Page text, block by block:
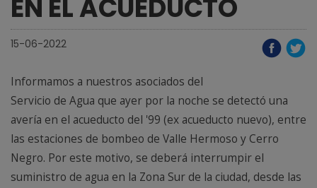
EN EL ACUEDUCTO
15-06-2022
Informamos a nuestros asociados del
Servicio de Agua que ayer por la noche se detectó una
avería en el acueducto del '99 (ex acueducto nuevo), entre
las estaciones de bombeo de Valle Hermoso y Cerro
Negro. Por este motivo, se deberá interrumpir el
suministro de agua en la Zona Sur de la ciudad, desde las